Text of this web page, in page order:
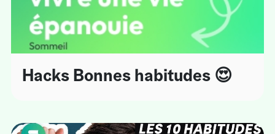
Hacks Bonnes habitudes 😍